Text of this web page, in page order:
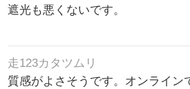
遮光も悪くないです。
走123カタツムリ
質感がよさそうです。オンライン